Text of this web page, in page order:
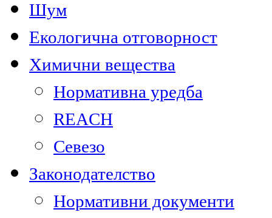
Шум
Екологична отговорност
Химични вещества
Нормативна уредба
REACH
Севезо
Законодателство
Нормативни документи